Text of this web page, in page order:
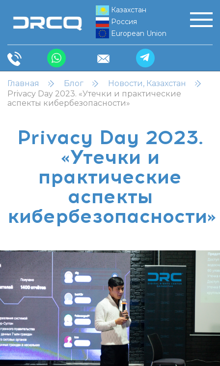
Казахстан
Россия
European Union
Главная Блог
Новости, Казахстан
Privacy Day 2023. «Утечки и практические
аспекты кибербезопасности»
Privacy Day 2023.
«Утечки и
практические
аспекты
кибербезопасности»